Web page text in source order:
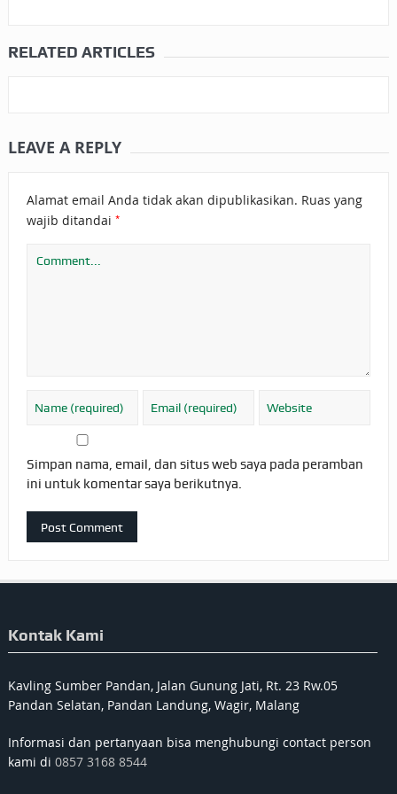
RELATED ARTICLES
LEAVE A REPLY
Alamat email Anda tidak akan dipublikasikan. Ruas yang
wajib ditandai *
Simpan nama, email, dan situs web saya pada peramban
ini untuk komentar saya berikutnya.
Kontak Kami
Kavling Sumber Pandan, Jalan Gunung Jati, Rt. 23 Rw.05
Pandan Selatan, Pandan Landung, Wagir, Malang
Informasi dan pertanyaan bisa menghubungi contact person
kami di 0857 3168 8544